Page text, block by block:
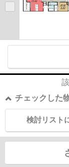
チェックした
検討リスト